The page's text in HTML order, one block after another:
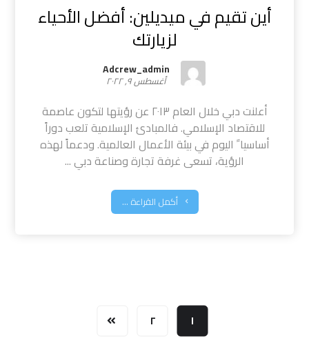
أين تقيم في ميديلين: أفضل الأحياء
لزيارتك
Adcrew_admin
أغسطس ٩, ٢٠٢٢
أعلنت دبي خلال العام ٢٠١٣ عن رؤيتها لتكون عاصمة
للاقتصاد الإسلامي. فالمبادئ الإسلامية تلعب دوراً
أساسيا ً اليوم في بيئة الأعمال العالمية. ودعماً لهذه
الرؤية، تسعى غرفة تجارة وصناعة دبي ...
أكمل القراءة ...
١ ٢